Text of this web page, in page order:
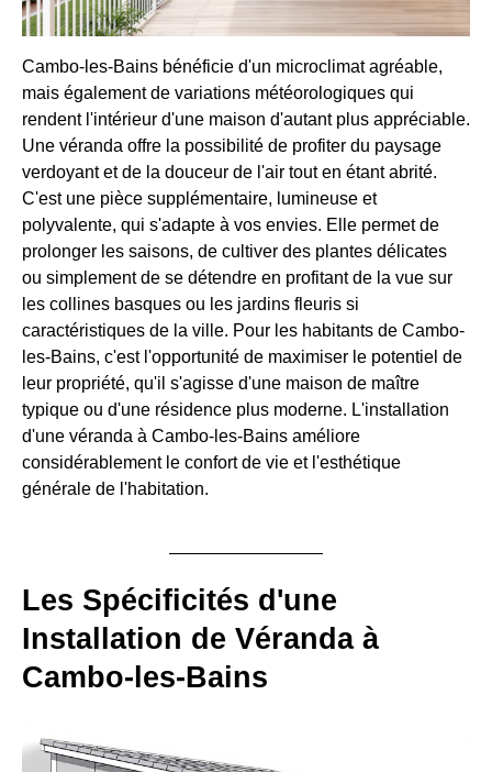
Cambo-les-Bains bénéficie d'un microclimat agréable,
mais également de variations météorologiques qui
rendent l'intérieur d'une maison d'autant plus appréciable.
Une véranda offre la possibilité de profiter du paysage
verdoyant et de la douceur de l'air tout en étant abrité.
C'est une pièce supplémentaire, lumineuse et
polyvalente, qui s'adapte à vos envies. Elle permet de
prolonger les saisons, de cultiver des plantes délicates
ou simplement de se détendre en profitant de la vue sur
les collines basques ou les jardins fleuris si
caractéristiques de la ville. Pour les habitants de Cambo-
les-Bains, c'est l'opportunité de maximiser le potentiel de
leur propriété, qu'il s'agisse d'une maison de maître
typique ou d'une résidence plus moderne. L'installation
d'une véranda à Cambo-les-Bains améliore
considérablement le confort de vie et l'esthétique
générale de l'habitation.
Les Spécificités d'une
Installation de Véranda à
Cambo-les-Bains